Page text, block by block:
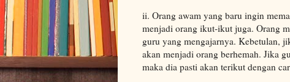
ii. Orang awam yang baru ingin
menjadi orang ikut-ikut juga. Orang
guru yang mengajarnya. Kebetulan,
akan menjadi orang berhemah. Jika
maka dia pasti akan terikut dengan